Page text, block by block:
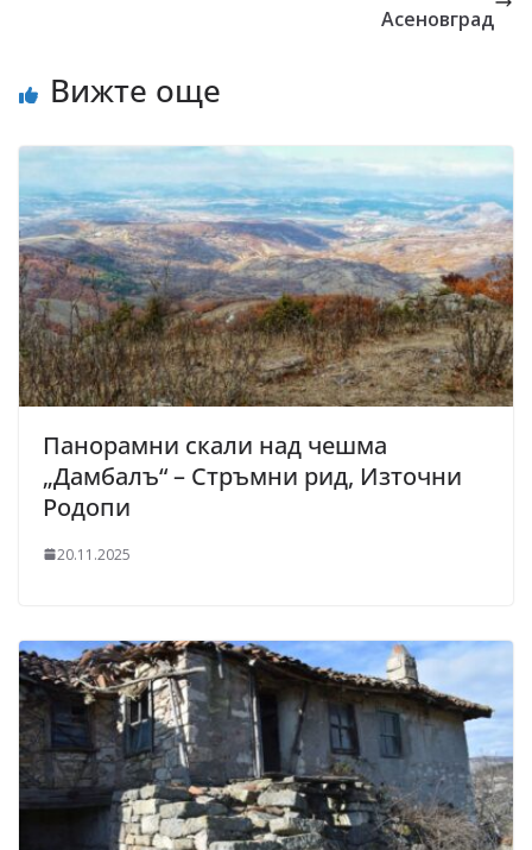
Асеновград
Вижте още
Панорамни скали над чешма
„Дамбалъ“ – Стръмни рид, Източни
Родопи
20.11.2025